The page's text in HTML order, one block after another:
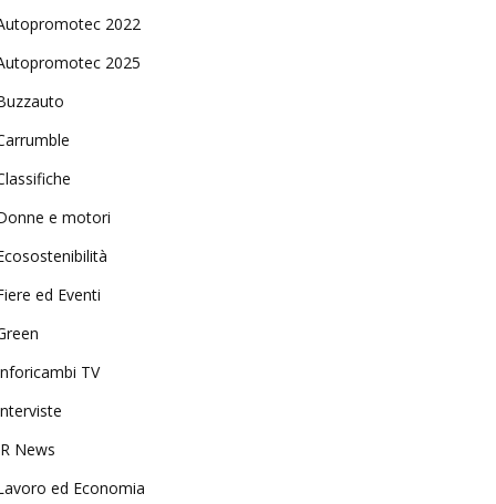
2022
2025
e motori
ed Eventi
TV
News
ed Economia